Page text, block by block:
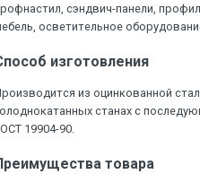
сэндвич-панели,
осветительное
изготовления
из оцинкованной
станах с
19904-90.
товара